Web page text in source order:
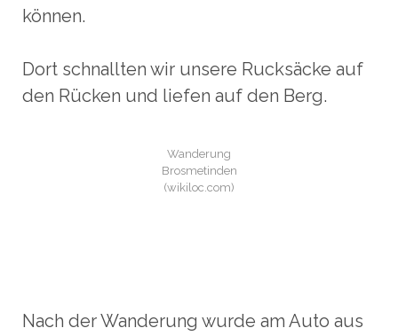
können.
Dort schnallten wir unsere Rucksäcke auf
den Rücken und liefen auf den Berg.
Wanderung
Brosmetinden
(wikiloc.com)
Nach der Wanderung wurde am Auto aus